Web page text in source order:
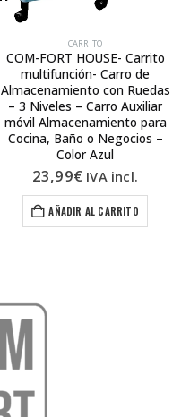
CARRITO
COM-FORT HOUSE- Carrito
multifunción- Carro de
Almacenamiento con Ruedas
– 3 Niveles – Carro Auxiliar
móvil Almacenamiento para
Cocina, Baño o Negocios –
Color Azul
23,99€ IVA incl.
AÑADIR AL CARRITO